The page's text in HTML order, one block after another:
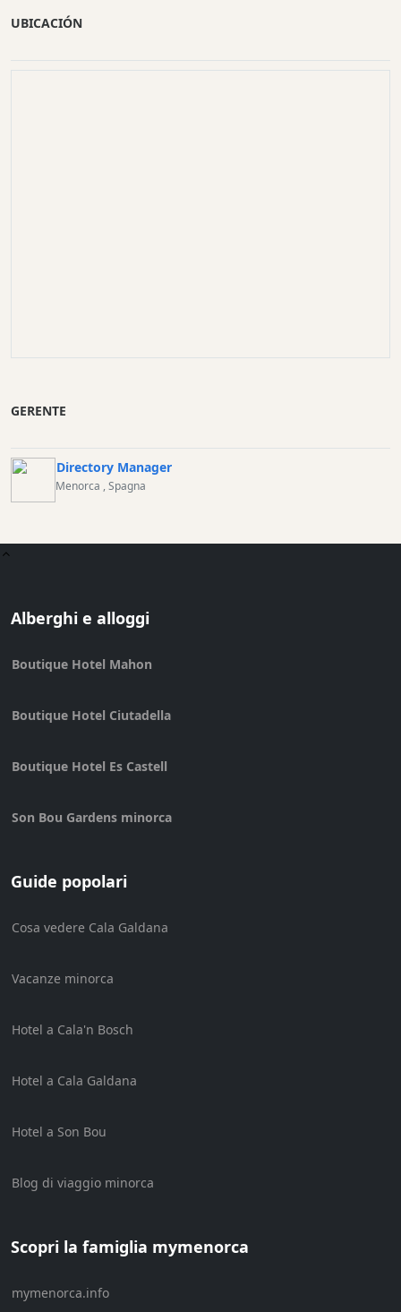
UBICACIÓN
GERENTE
Directory Manager
Menorca , Spagna
Alberghi e alloggi
Boutique Hotel Mahon
Boutique Hotel Ciutadella
Boutique Hotel Es Castell
Son Bou Gardens minorca
Guide popolari
Cosa vedere Cala Galdana
Vacanze minorca
Hotel a Cala'n Bosch
Hotel a Cala Galdana
Hotel a Son Bou
Blog di viaggio minorca
Scopri la famiglia mymenorca
mymenorca.info